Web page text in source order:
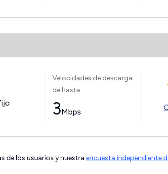
Velocidades de descarga
de hasta
3Mbps
de los usuarios y nuestra encuesta independiente